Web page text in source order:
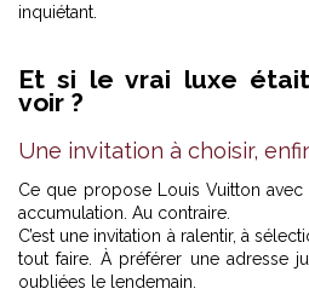
inquiétant.
Et si le vrai luxe
voir ?
Une invitation à choisir,
Ce que propose Louis Vuitton avec
accumulation. Au contraire.
C’est une invitation à ralentir, à
tout faire. À préférer une adresse
oubliées le lendemain.